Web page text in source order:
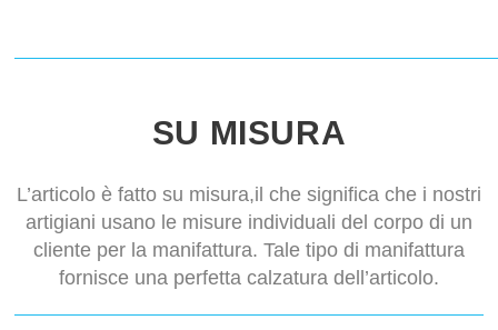
SU MISURA
L’articolo è fatto su misura,il che significa che i nostri
artigiani usano le misure individuali del corpo di un
cliente per la manifattura. Tale tipo di manifattura
fornisce una perfetta calzatura dell’articolo.